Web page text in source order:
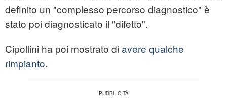
definito un "complesso percorso diagnostico" è
stato poi diagnosticato il "difetto".
Cipollini ha poi mostrato di avere qualche
rimpianto.